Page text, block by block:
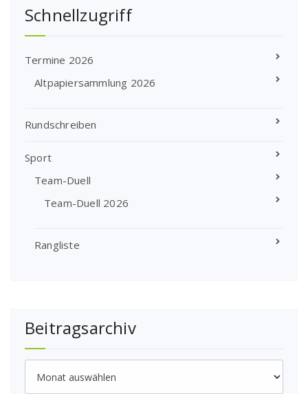
Schnellzugriff
Termine 2026
Altpapiersammlung 2026
Rundschreiben
Sport
Team-Duell
Team-Duell 2026
Rangliste
Beitragsarchiv